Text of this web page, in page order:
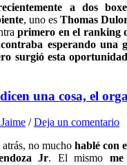
a dos
, uno esThomas
primero en el ranking
esperando una
surgió esta
una cosa, el
/Deja un comentario
no mucho hablé con
Jr. El mismo